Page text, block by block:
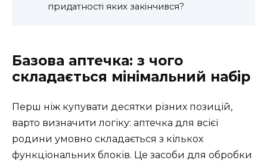
придатності яких закінчився?
Базова аптечка: з чого
складається мінімальний набір
Перш ніж купувати десятки різних позицій,
варто визначити логіку: аптечка для всієї
родини умовно складається з кількох
функціональних блоків. Це засоби для обробки